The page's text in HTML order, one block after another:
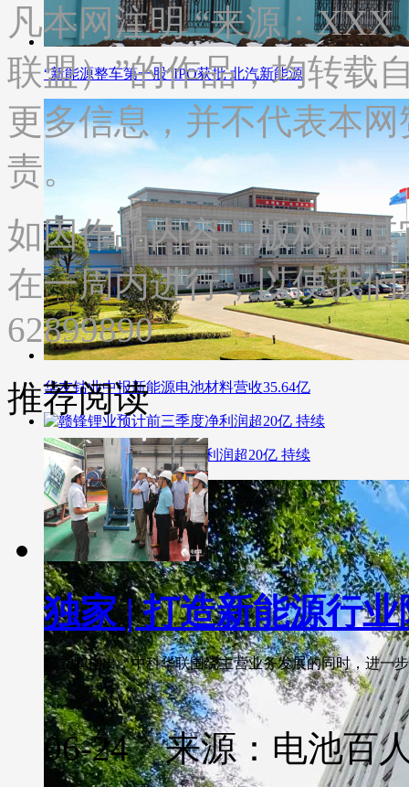
“新能源整车第一股”IPO获批 北汽新能源
华友钴业中报新能源电池材料营收35.64亿
赣锋锂业预计前三季度净利润超20亿 持续
凡本网注明 “来源：
联盟）”的作品，均转载
更多信息，并不代表本
责。
如因作品内容、版权和
在一周内进行，以便我
62899890
推荐阅读
独家 | 打造新能源行
郅立鹏指出，中科华联围绕主营业务发展的同时，进一
06-24 来源：电池百